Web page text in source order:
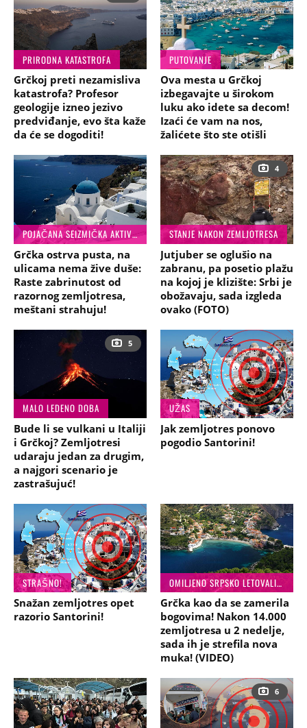
PRIRODNA KATASTROFA
Grčkoj preti nezamisliva
katastrofa? Profesor
geologije izneo jezivo
predviđanje, evo šta kaže
da će se dogoditi!
PUTOVANJE
Ova mesta u Grčkoj
izbegavajte u širokom
luku ako idete sa decom!
Izaći će vam na nos,
žalićete što ste otišli
POJAČANA SEIZMIČKA AKTIVNOST
Grčka ostrva pusta, na
ulicama nema žive duše:
Raste zabrinutost od
razornog zemljotresa,
meštani strahuju!
4
STANJE NAKON ZEMLJOTRESA
Jutjuber se oglušio na
zabranu, pa posetio plažu
na kojoj je klizište: Srbi je
obožavaju, sada izgleda
ovako (FOTO)
5
MALO LEDENO DOBA
Bude li se vulkani u Italiji
i Grčkoj? Zemljotresi
udaraju jedan za drugim,
a najgori scenario je
zastrašujuć!
UŽAS
Jak zemljotres ponovo
pogodio Santorini!
STRAŠNO!
Snažan zemljotres opet
razorio Santorini!
OMILJENO SRPSKO LETOVALIŠTE POD VODOM
Grčka kao da se zamerila
bogovima! Nakon 14.000
zemljotresa u 2 nedelje,
sada ih je strefila nova
muka! (VIDEO)
6